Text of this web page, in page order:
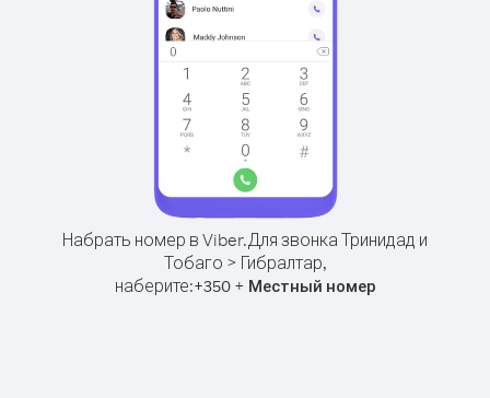
Набрать номер в Viber.Для звонка Тринидад и
Тобаго > Гибралтар,
наберите:+350+ Местный номер